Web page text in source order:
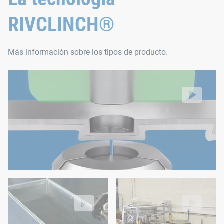
Las herramientas de microclinchado
Herramientas para contactos eléctricos
Moldes de filtro, que admiten grandes espesores de
RIVCLINCH®
Más información sobre los tipos de producto.
RIVCLINCH®
Clinchado de perfiles y chapas metálicas sin un elemento de
Video: https://d30qymu4o00meq.cloudfront.net/boellhoff/
RIVCLINCH® 0404 IP V2
Clinchado a gran velocidad para conductos de ventilación
Video: https://d30qymu4o00meq.cloudfront.net/boellhoff/
RIVCLINCH® APF
Solución de filtro de bolsillo
Video: https://